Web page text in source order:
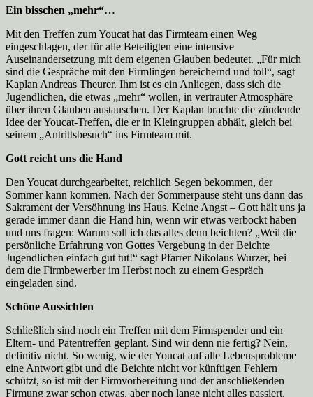
Ein bisschen „mehr“…
Mit den Treffen zum Youcat hat das Firmteam einen Weg
eingeschlagen, der für alle Beteiligten eine intensive
Auseinandersetzung mit dem eigenen Glauben bedeutet. „Für mich
sind die Gespräche mit den Firmlingen bereichernd und toll“, sagt
Kaplan Andreas Theurer. Ihm ist es ein Anliegen, dass sich die
Jugendlichen, die etwas „mehr“ wollen, in vertrauter Atmosphäre
über ihren Glauben austauschen. Der Kaplan brachte die zündende
Idee der Youcat-Treffen, die er in Kleingruppen abhält, gleich bei
seinem „Antrittsbesuch“ ins Firmteam mit.
Gott reicht uns die Hand
Den Youcat durchgearbeitet, reichlich Segen bekommen, der
Sommer kann kommen. Nach der Sommerpause steht uns dann das
Sakrament der Versöhnung ins Haus. Keine Angst – Gott hält uns ja
gerade immer dann die Hand hin, wenn wir etwas verbockt haben
und uns fragen: Warum soll ich das alles denn beichten? „Weil die
persönliche Erfahrung von Gottes Vergebung in der Beichte
Jugendlichen einfach gut tut!“ sagt Pfarrer Nikolaus Wurzer, bei
dem die Firmbewerber im Herbst noch zu einem Gespräch
eingeladen sind.
Schöne Aussichten
Schließlich sind noch ein Treffen mit dem Firmspender und ein
Eltern- und Patentreffen geplant. Sind wir denn nie fertig? Nein,
definitiv nicht. So wenig, wie der Youcat auf alle Lebensprobleme
eine Antwort gibt und die Beichte nicht vor künftigen Fehlern
schützt, so ist mit der Firmvorbereitung und der anschließenden
Firmung zwar schon etwas, aber noch lange nicht alles passiert.